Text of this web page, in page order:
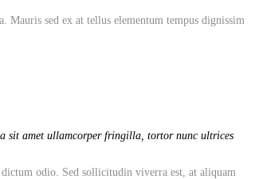
Mauris sed ex at tellus elementum tempus dignissim
sit amet ullamcorper fringilla, tortor nunc ultrices
odio. Sed sollicitudin viverra est, at aliquam